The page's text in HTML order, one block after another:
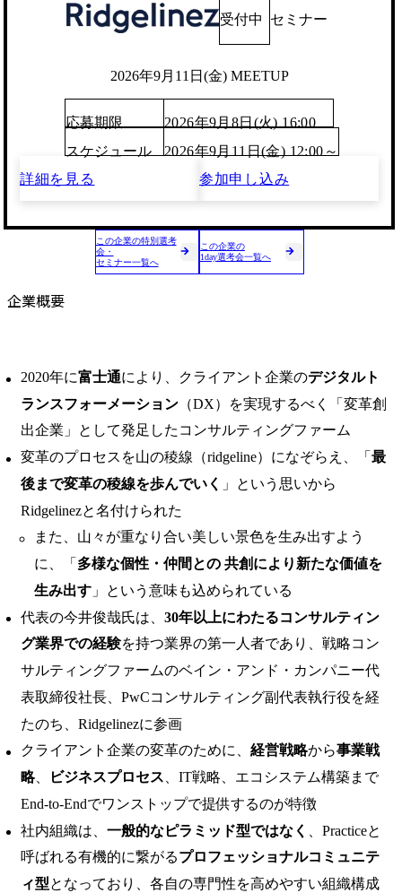
受付中 セミナー
2026年9月11日(金) MEETUP
応募期限
2026年9月8日(火) 16:00
スケジュール
2026年9月11日(金) 12:00～
詳細を見る
参加申し込み
この企業の特別選考
会・
セミナー一覧へ
この企業の
1day選考会一覧へ
企業概要
2020年に富士通により、クライアント企業のデジタルト
ランスフォーメーション （DX）を実現するべく「変革創
出企業」として発足したコンサルティングファーム
変革のプロセスを山の稜線（ridgeline）になぞらえ、「 最
後まで変革の稜線を歩んでいく 」という思いから
Ridgelinezと名付けられた
また、山々が重なり合い美しい景色を生み出すよう
に、「 多様な個性・仲間との 共創により新たな価値を
生み出す 」という意味も込められている
代表の今井俊哉氏は、 30年以上にわたるコンサルティン
グ業界での経験を持つ業界の第一人者であり、戦略コン
サルティングファームのベイン・アンド・カンパニー代
表取締役社長、PwCコンサルティング副代表執行役を経
たのち、Ridgelinezに参画
クライアント企業の変革のために、 経営戦略から事業戦
略、 ビジネスプロセス 、IT戦略、エコシステム構築まで
End-to-Endでワンストップで提供するのが特徴
社内組織は、 一般的なピラミッド型ではなく
、Practiceと
呼ばれる有機的に繋がるプロフェッショナルコミュニテ
ィ型となっており、各自の専門性を高めやすい組織構成